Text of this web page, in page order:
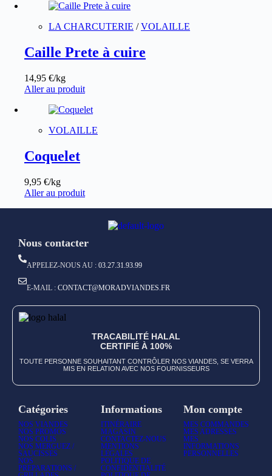
LA CHARCUTERIE /VOLAILLE
Caille Prete à cuire
14,95 €/kg
Aller au produit
VOLAILLE
Coquelet
9,95 €/kg
Aller au produit
Nous contacter
APPELEZ-NOUS AU : 03.27.31.93.99
E-MAIL : CONTACT@MORADVIANDES.FR
TRACABILITÉ HALAL
CERTIFIÉ À 100%
TOUTE PERSONNE SOUHAITANT CONTRÔLER NOS VIANDES, SE VERRA
MIS EN RELATION AVEC NOS FOURNISSEURS
Catégories
NOS VIANDES
NOS PROMOS
NOS COLIS
NOS MERGUEZ /
SAUCISSES
NOS
PREPARATIONS /
Informations
ITINÉRAIRE
MAGASIN
CONTACTEZ-NOUS
MENTIONS
LÉGALES
POLITIQUE DE
CONFIDENTIALITÉ
Mon compte
MES COMMANDES
MES ADRESSES
MES
INFORMATIONS
PERSONNELLES